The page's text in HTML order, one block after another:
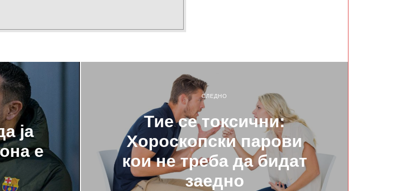
ја
е
СЛЕДНО
Тие се токсични:
Хороскопски парови
кои не треба да бидат
заедно